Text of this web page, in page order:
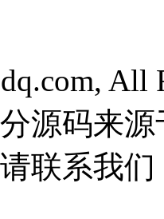
源码来
联系我